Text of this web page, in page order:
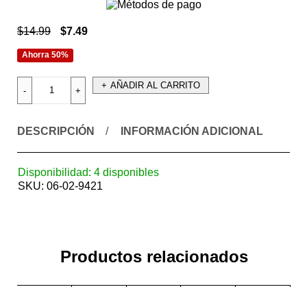
$14.99 $7.49
Ahorra 50%
AÑADIR AL CARRITO
DESCRIPCIÓN INFORMACIÓN ADICIONAL
Disponibilidad: 4 disponibles
SKU: 06-02-9421
Productos relacionados